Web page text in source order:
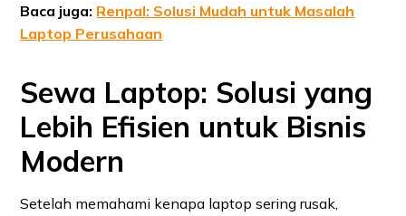
Baca juga: Renpal: Solusi Mudah untuk Masalah
Laptop Perusahaan
Sewa Laptop: Solusi yang
Lebih Efisien untuk Bisnis
Modern
Setelah memahami kenapa laptop sering rusak,